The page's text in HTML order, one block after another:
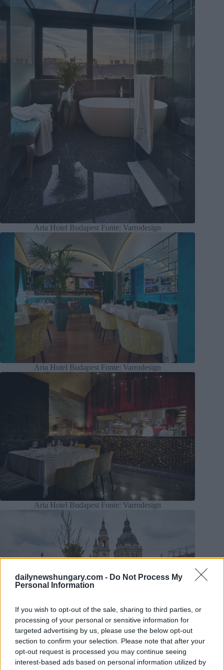
dailynewshungary.com - Do Not Process My
Personal Information
If you wish to opt-out of the sale, sharing to third parties, or
processing of your personal or sensitive information for
targeted advertising by us, please use the below opt-out
section to confirm your selection. Please note that after your
opt-out request is processed you may continue seeing
interest-based ads based on personal information utilized by
Aria Hotel Budapest Fonte: Varrodesign
Aria Hotel Budapest Fonte: Varrodesign
Aria Hotel Budapest Fonte: Varrodesign
Aria Hotel Budapest Fonte: Varrodesign
Forbes riferisce che Italiana Hotels ha incaricato il designer
ungherese di ripensare il concetto e il funzionamento del